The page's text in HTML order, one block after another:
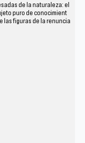
de la naturaleza: el
puro de conocimient
las figuras de la renuncia